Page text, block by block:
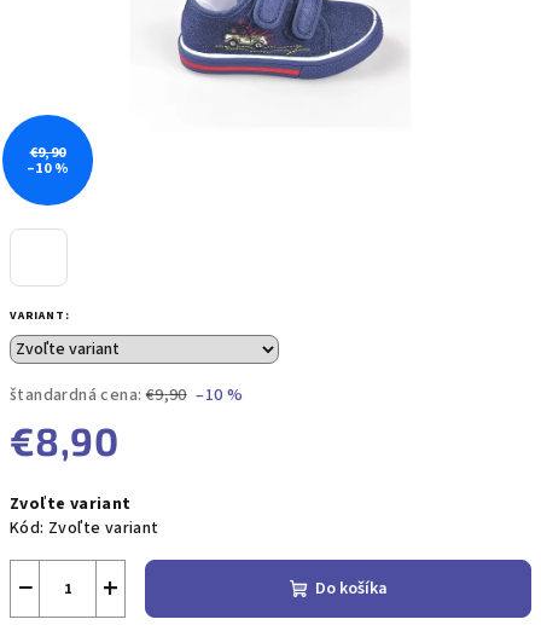
VARIANT:
štandardná cena: €9,90 –10 %
€8,90
cena:
Zvoľte variant
Kód: Zvoľte variant
+
− Do košíka
€9,90
–10 %